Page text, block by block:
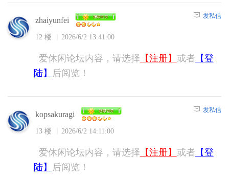
zhaiyunfei
12 楼 2026/6/2 13:41:00
发私信
爱休闲论坛内容，请选择 【注册】 或者 【登
陆】
后阅览！
kopsakuragi
13 楼 2026/6/2 14:11:00
发私信
爱休闲论坛内容，请选择 【注册】 或者 【登
陆】
后阅览！